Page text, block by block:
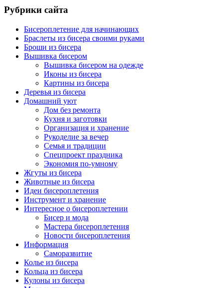
Рубрики сайта
Бисероплетение для начинающих
Браслеты из бисера своими руками
Броши из бисера
Вышивка бисером
Вышивка бисером на одежде
Иконы из бисера
Картины из бисера
Деревья из бисера
Домашний уют
Дом без ремонта
Кухня и заготовки
Организация и хранение
Рукоделие за вечер
Семья и традиции
Спецпроект праздника
Экономия по-умному
Жгуты из бисера
Животные из бисера
Идеи бисероплетения
Инструмент и хранение
Интересное о бисероплетении
Бисер и мода
Мастера бисероплетения
Новости бисероплетения
Информация
Саморазвитие
Колье из бисера
Кольца из бисера
Кулоны из бисера